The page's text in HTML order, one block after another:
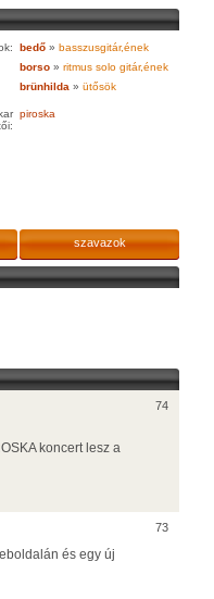
bedő » basszusgitár,ének
borso » ritmus solo gitár,ének
brünhilda » ütősök
piroska
szavazok
74
koncert lesz a
73
és egy új